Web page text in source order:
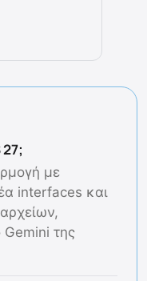
με
interfaces και
Gemini της